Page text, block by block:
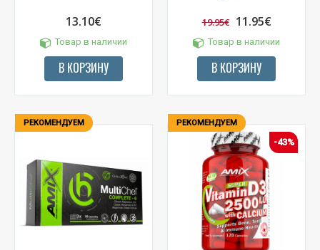
13.10€
Товар в наличии
В КОРЗИНУ
19.95€ 11.95€
Товар в наличии
В КОРЗИНУ
РЕКОМЕНДУЕМ РЕКОМЕНДУЕМ
-43%